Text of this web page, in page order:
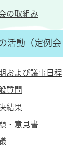
の取組み
活動（定例会
および議事日程
質問
結果
・意見書